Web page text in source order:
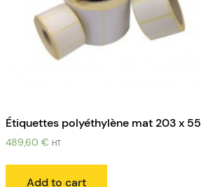
Étiquettes polyéthylène mat 203 x 55
489,60 € HT
Add to cart